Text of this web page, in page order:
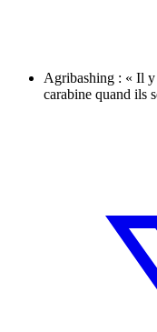
Agribashing : « Il y
carabine quand ils